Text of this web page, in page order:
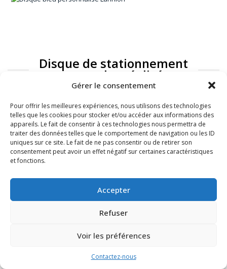
Gérer le consentement
Pour offrir les meilleures expériences, nous utilisons des technologies
telles que les cookies pour stocker et/ou accéder aux informations des
appareils. Le fait de consentir à ces technologies nous permettra de
traiter des données telles que le comportement de navigation ou les ID
uniques sur ce site. Le fait de ne pas consentir ou de retirer son
consentement peut avoir un effet négatif sur certaines caractéristiques
et fonctions.
Accepter
Refuser
Voir les préférences
Contactez-nous
Disque de stationnement
: exemples réalisés
FAQ Mentions légales